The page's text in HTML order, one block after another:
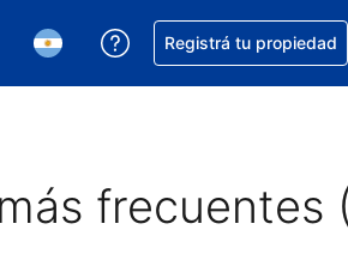
la moneda. Tu moneda actual es
Elegir el idioma. El idioma que
Conseguí ayuda con
Registrá tu propiedad
frecuentes